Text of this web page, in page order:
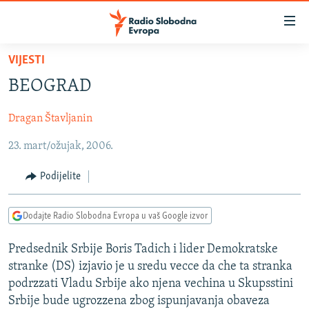
Pređite
glavni
Pređite
na
navigaciju
Pređite
na
pretragu
SRBIJA
KOSOVO
CRNA GORA
VIZUELNO
VIDEO
FOTOGALERIJE
INFOGRAFIKE
PODCASTI
RAT U UKRAJINI
KINA NA BALKANU
RSE PRIČE IZ SVIJETA
VIJESTI
BEOGRAD
Dragan Štavljanin
23. mart/ožujak, 2006.
Podijelite
Dodajte Radio Slobodna Evropa u vaš Google izvor
Predsednik Srbije Boris Tadich i lider Demokratske
stranke (DS) izjavio je u sredu vecce da che ta stranka
podrzzati Vladu Srbije ako njena vechina u Skupsstini
Srbije bude ugrozzena zbog ispunjavanja obaveza